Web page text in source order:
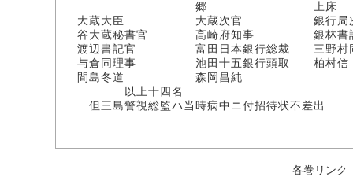
郷 上床
大蔵大臣 大蔵次官 銀行局次
谷大蔵秘書官 高崎府知事 銀林書
渡辺書記官 富田日本銀行総裁 三野村
与倉同理事 池田十五銀行頭取 柏村信
間島冬道 森岡昌純
以上十四名
但三島警視総監ハ当時病中ニ付招待状不差出
各巻リンク